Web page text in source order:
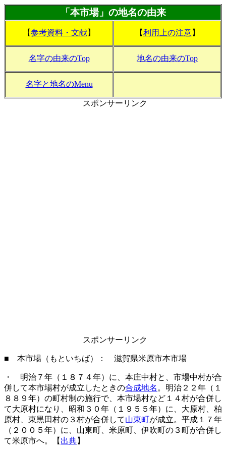
「本市場」の地名の由来
【参考資料・文献】 【利用上の注意】
名字の由来のTop 地名の由来のTop
名字と地名のMenu
スポンサーリンク
スポンサーリンク
■ 本市場（もといちば）： 滋賀県米原市本市場
・ 明治７年（１８７４年）に、本庄中村と、市場中村が合
併して本市場村が成立したときの合成地名 。明治２２年（１
８８９年）の町村制の施行で、本市場村など１４村が合併し
て大原村になり、昭和３０年（１９５５年）に、大原村、柏
原村、東黒田村の３村が合併して山東町が成立。平成１７年
（２００５年）に、山東町、米原町、伊吹町の３町が合併し
て米原市へ。【 出典】